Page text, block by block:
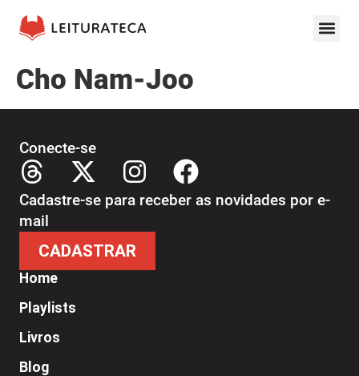
Cho Nam-Joo
Home
Playlists
Livros
Blog
Conecte-se
Cadastre-se para receber as novidades por e-
mail
CADASTRAR